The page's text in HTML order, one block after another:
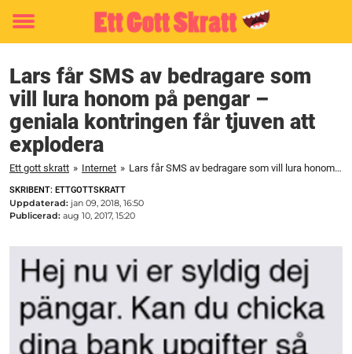
Toggle
Lars får SMS av bedragare som
vill lura honom på pengar –
geniala kontringen får tjuven att
explodera
Ett gott skratt » Internet » Lars får SMS av bedragare som vill lura honom på pengar – geniala kontringen får tjuven att explodera
SKRIBENT: ETTGOTTSKRATT
Uppdaterad: jan 09, 2018, 16:50
Publicerad: aug 10, 2017, 15:20